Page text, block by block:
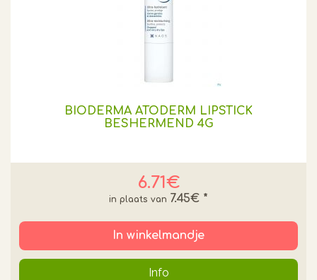
BIODERMA ATODERM LIPSTICK
BESHERMEND 4G
6.71€
7.45€ *
In winkelmandje
Info